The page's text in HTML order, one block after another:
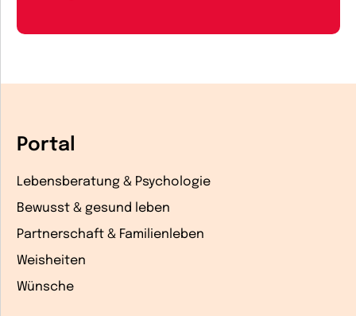
Portal
Lebensberatung & Psychologie
Bewusst & gesund leben
Partnerschaft & Familienleben
Weisheiten
Wünsche